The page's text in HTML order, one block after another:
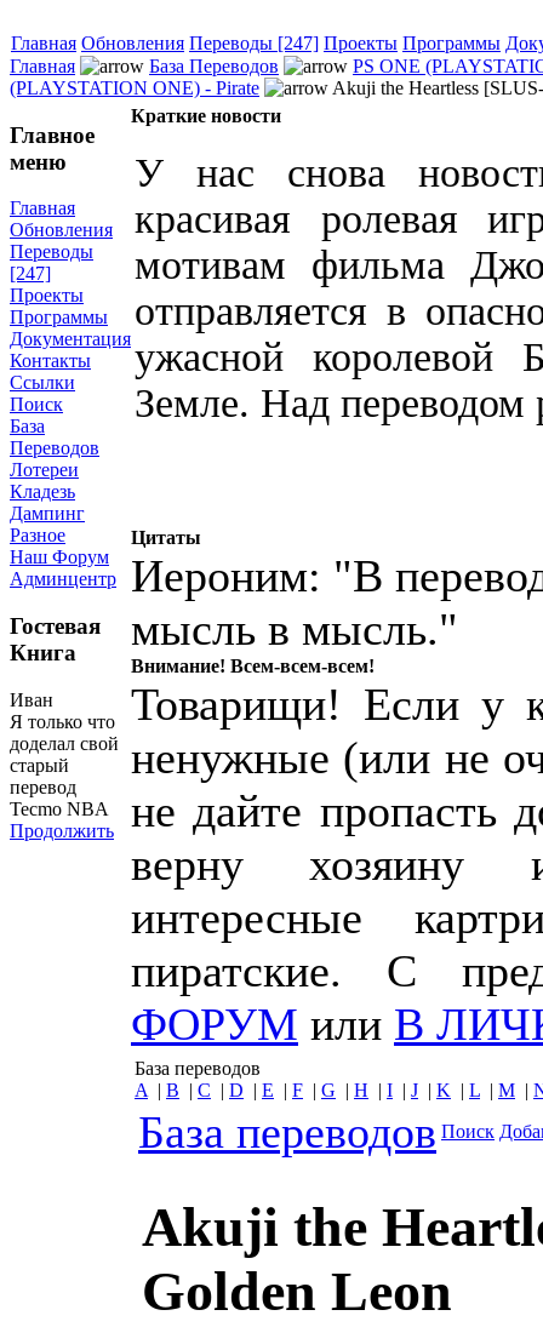
Главная Обновления Переводы [247] Проекты Программы
Главная
База Переводов
PS ONE
(PLAYSTATION ONE) - Pirate
Akuji the Heartless
Главное
меню
Главная
Обновления
Переводы
[247]
Проекты
Программы
Документация
Контакты
Ссылки
Поиск
База
Переводов
Лотереи
Кладезь
Дампинг
Разное
Наш Форум
Админцентр
Гостевая
Книга
Иван
Я только что
доделал свой
старый
перевод
Tecmo NBA
Продолжить
Краткие новости
У нас снова
красивая ролевая
мотивам фильма
отправляется в
ужасной королевой
Земле. Над переводом
Цитаты
Иероним: "В
мысль в мысль."
Внимание! Всем-всем-всем!
Товарищи! Если у
ненужные (или не
не дайте пропасть
верну хозяину
интересные
пиратские. С
ФОРУМ или В
База переводов
A | B | C | D | E | F | G | H | I | J | K | L | M |
База переводов Поиск
Akuji the
Golden Leon